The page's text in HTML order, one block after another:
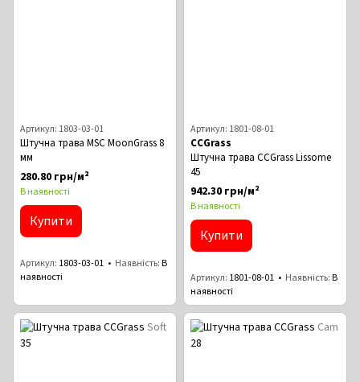
Артикул: 1803-03-01
Штучна трава MSC MoonGrass 8
мм
280.80 грн/м²
В наявності
Купити
Артикул 1803-03-01 Наявність В
наявності
Артикул: 1801-08-01
CCGrass
Штучна трава CCGrass Lissome
45
942.30 грн/м²
В наявності
Купити
Артикул 1801-08-01 Наявність В
наявності